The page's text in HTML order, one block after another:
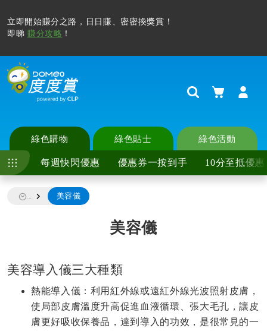
立即開始賺分之路，日日賺、密密換獎賞！
即睇 賺分攻略 ！
Search購物車
綠色購物
每週快閃優惠 優惠券一按到手 10分至抵優惠
綠色貼士 綠色活動
... 美容儀
美容儀
美容導入儀三大種類
熱能導入儀：利用紅外線或遠紅外線光波照射皮膚，
使局部皮膚溫度升高促進血液循環、張大毛孔，讓皮
膚更好吸收保養品，達到導入的功效，是很常見的一